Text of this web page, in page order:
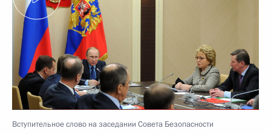
Вступительное слово на заседании Совета Безопасности